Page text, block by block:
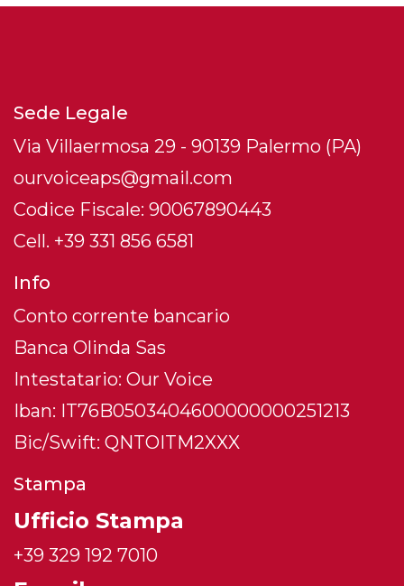
Sede Legale
Via Villaermosa 29 - 90139 Palermo (PA)
ourvoiceaps@gmail.com
Codice Fiscale: 90067890443
Cell. +39 331 856 6581
Info
Conto corrente bancario
Banca Olinda Sas
Intestatario: Our Voice
Iban: IT76B0503404600000000251213
Bic/Swift: QNTOITM2XXX
Stampa
Ufficio Stampa
+39 329 192 7010